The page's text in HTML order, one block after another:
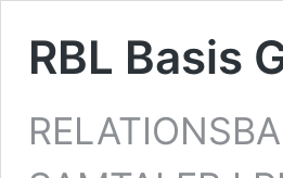
RBL Basis